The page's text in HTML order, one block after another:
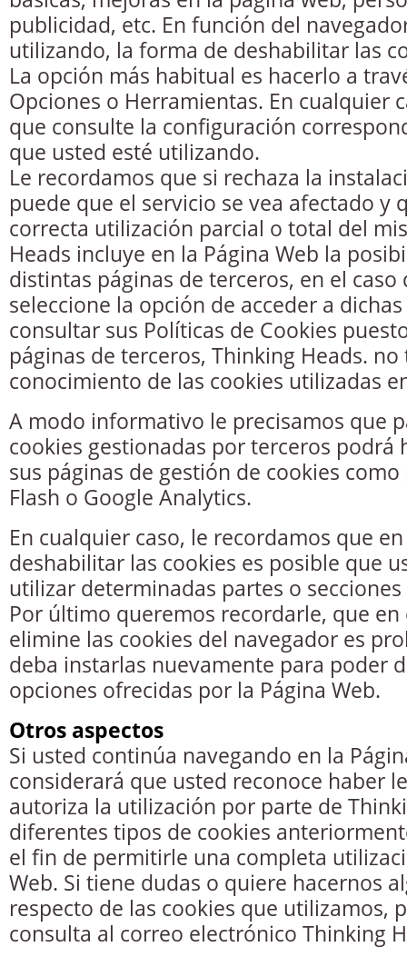
publicidad, etc. En función del
utilizando, la forma de deshabilitar las
La opción más habitual es hacerlo a
Opciones o Herramientas. En cualquier
que consulte la configuración
que usted esté utilizando.
Le recordamos que si rechaza la
puede que el servicio se vea afectado y
correcta utilización parcial o total del
Heads incluye en la Página Web la
distintas páginas de terceros, en el caso
seleccione la opción de acceder a
consultar sus Políticas de Cookies
páginas de terceros, Thinking Heads.
conocimiento de las cookies utilizadas
A modo informativo le precisamos que
cookies gestionadas por terceros podrá
sus páginas de gestión de cookies
Flash o Google Analytics.
En cualquier caso, le recordamos que
deshabilitar las cookies es posible que
utilizar determinadas partes o secciones
Por último queremos recordarle, que en
elimine las cookies del navegador es
deba instarlas nuevamente para poder
opciones ofrecidas por la Página Web.
Otros aspectos
Si usted continúa navegando en la
considerará que usted reconoce haber
autoriza la utilización por parte de
diferentes tipos de cookies
el fin de permitirle una completa
Web. Si tiene dudas o quiere hacernos
respecto de las cookies que utilizamos,
consulta al correo electrónico Thinking